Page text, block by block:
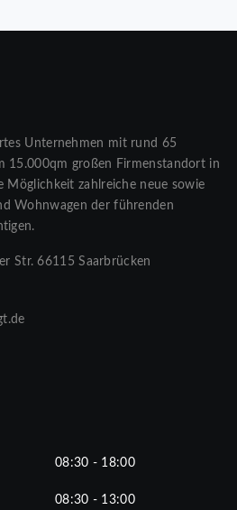
Unternehmen mit rund 65
15.000qm großen Firmenstandort in
Möglichkeit zahlreiche neue sowie
Wohnwagen der führenden
Str. 66115 Saarbrücken
08:30 - 18:00
08:30 - 13:00